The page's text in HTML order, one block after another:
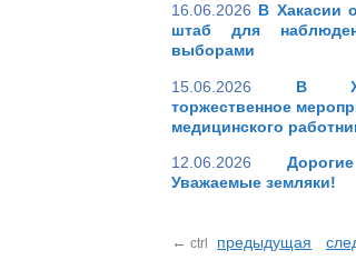
16.06.2026 В Хакасии
штаб для
выборами
15.06.2026
В
торжественное
медицинского
12.06.2026
Уважаемые земляки!
← ctrl предыдущая